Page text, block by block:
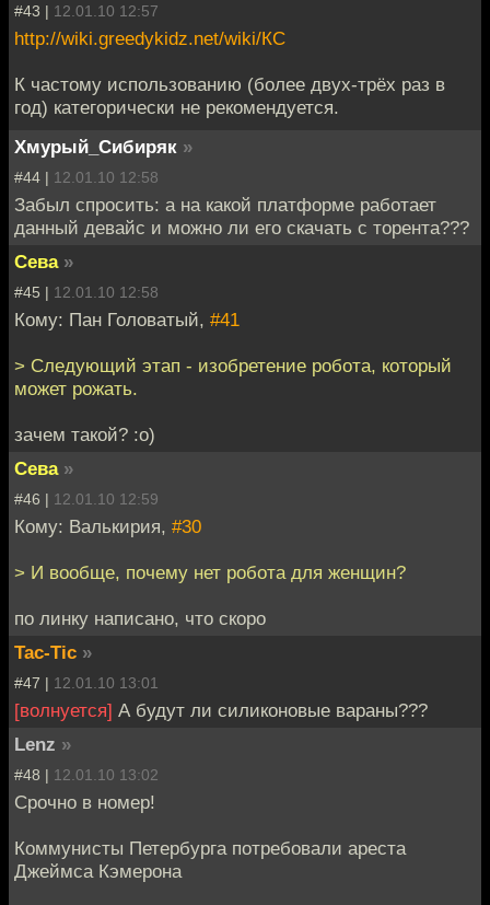
#43 | 12.01.10 12:57
http://wiki.greedykidz.net/wiki/КС
К частому использованию (более двух-трёх раз в
год) категорически не рекомендуется.
Хмурый_Сибиряк »
#44 | 12.01.10 12:58
Забыл спросить: а на какой платформе работает
данный девайс и можно ли его скачать с торента???
Сева »
#45 | 12.01.10 12:58
Кому: Пан Головатый, #41
> Следующий этап - изобретение робота, который
может рожать.
зачем такой? :о)
Сева »
#46 | 12.01.10 12:59
Кому: Валькирия, #30
> И вообще, почему нет робота для женщин?
по линку написано, что скоро
Tac-Tic »
#47 | 12.01.10 13:01
[волнуется] А будут ли силиконовые вараны???
Lenz »
#48 | 12.01.10 13:02
Срочно в номер!
Коммунисты Петербурга потребовали ареста
Джеймса Кэмерона